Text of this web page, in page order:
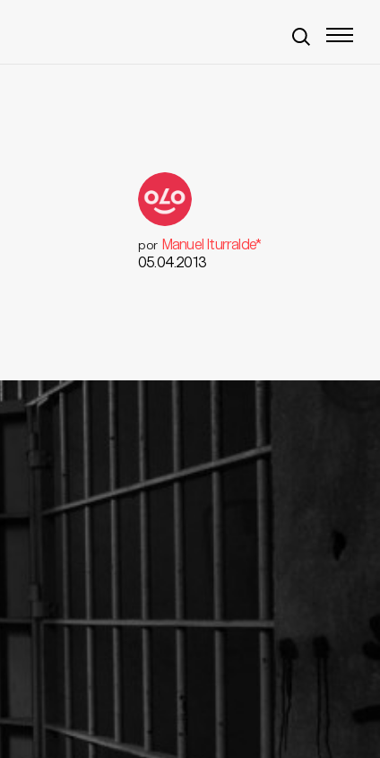
por Manuel Iturralde*
05.04.2013